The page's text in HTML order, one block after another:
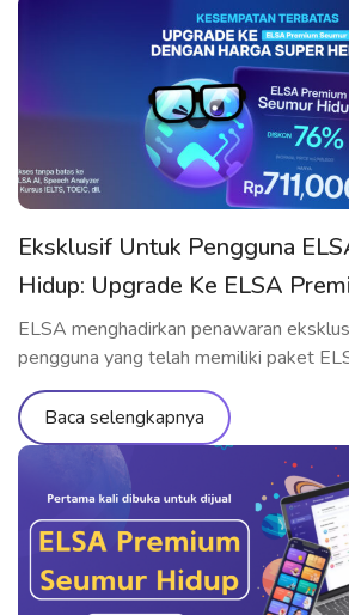
premium, melatih pengucapan, dan
bahasa Inggris dengan standar
Eksklusif Untuk Pengguna
Hidup: Upgrade Ke ELSA
Hidup Dengan Harga Spesial
ELSA menghadirkan penawaran
pengguna yang telah memiliki paket
Hidup – kesempatan emas untuk
Premium Seumur Hidup dengan harga
pernah ada sebelumnya! Penawaran
ELSA Pro Seumur Hidup Jika Anda
ELSA Pro Seumur Hidup, maka ini
Baca selengkapnya